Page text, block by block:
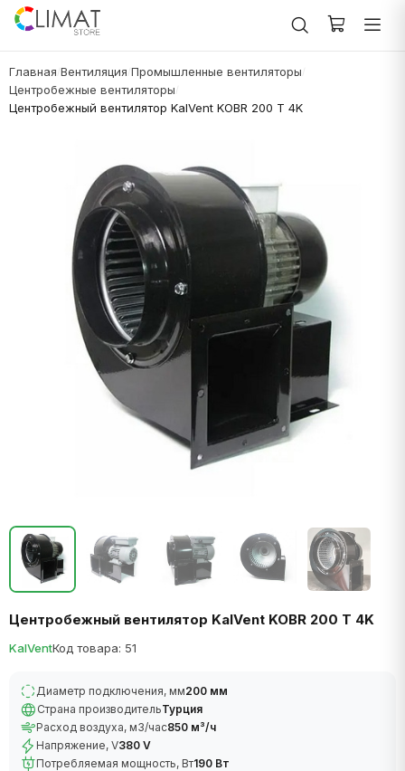
Главная Вентиляция Промышленные вентиляторы
Центробежные вентиляторы
Центробежный вентилятор KalVent KOBR 200 T 4K
Центробежный вентилятор KalVent KOBR 200 T 4K
KalVentКод товара: 51
Диаметр подключения, мм200 мм
Страна производительТурция
Расход воздуха, м3/час850 м³/ч
Напряжение, V380 V
Потребляемая мощность, Вт190 Вт